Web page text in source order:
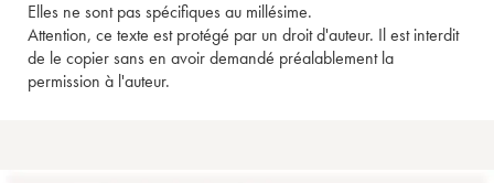
Elles ne sont pas spécifiques au millésime.
Attention, ce texte est protégé par un droit d'auteur. Il est interdit
de le copier sans en avoir demandé préalablement la
permission à l'auteur.